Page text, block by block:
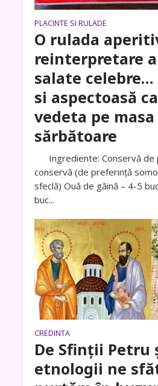
PLACINTE SI RULADE
O rulada
reinterpretare
salate celebre…
si aspectoasă
vedeta pe masa
sărbătoare
Ingrediente: Conservă de
conservă (de preferință
sfeclă) Ouă de găină – 4-5
buc...
CREDINTA
De Sfinții Petru
etnologii ne